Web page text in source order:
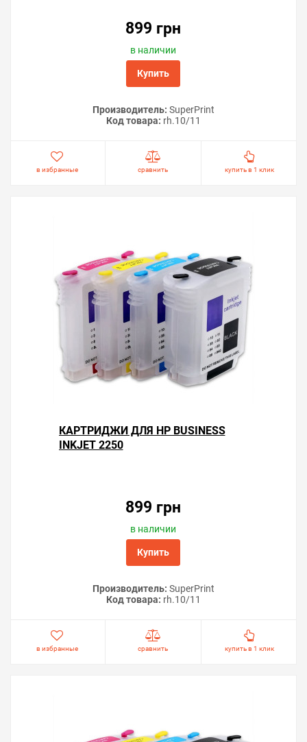
899 грн
в наличии
Купить
Производитель: SuperPrint
Код товара: rh.10/11
в избранные сравнить купить в 1 клик
КАРТРИДЖИ ДЛЯ HP BUSINESS
INKJET 2250
899 грн
в наличии
Купить
Производитель: SuperPrint
Код товара: rh.10/11
в избранные сравнить купить в 1 клик